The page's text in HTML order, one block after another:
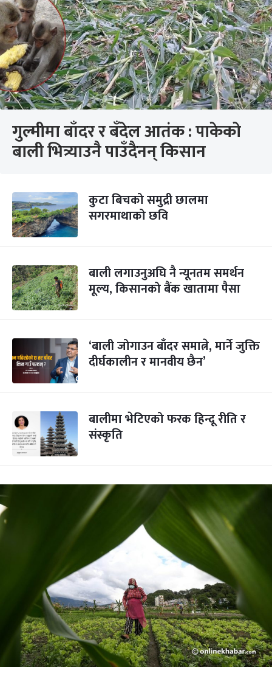
गुल्मीमा बाँदर र बँदेल आतंक : पाकेको
बाली भित्र्याउनै पाउँदैनन् किसान
कुटा बिचको समुद्री छालमा
सगरमाथाको छवि
बाली लगाउनुअघि नै न्यूनतम समर्थन
मूल्य, किसानको बैंक खातामा पैसा
‘बाली जोगाउन बाँदर समात्ने, मार्ने जुक्ति
दीर्घकालीन र मानवीय छैन’
बालीमा भेटिएको फरक हिन्दू रीति र
संस्कृति